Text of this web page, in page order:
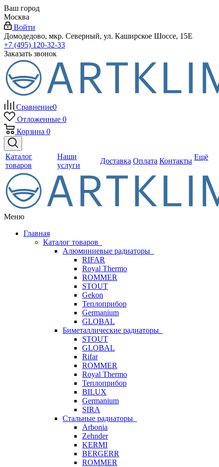
Ваш город
Москва
Войти
Домодедово, мкр. Северный, ул. Каширское Шоссе, 15Е
+7 (495) 120-32-33
Заказать звонок
Сравнение0
Отложенные 0
Корзина 0
Каталог
товаров
Наши
услуги
Доставка Оплата Контакты Ещё
Меню
Главная
Каталог товаров
Алюминиевые радиаторы
RIFAR
Royal Thermo
ROMMER
STOUT
Gekon
Теплоприбор
Germanium
GLOBAL
Биметаллические радиаторы
STOUT
GLOBAL
Rifar
ROMMER
Royal Thermo
Теплоприбор
BILUX
Germanium
SIRA
Стальные радиаторы
Arbonia
Zehnder
KERMI
BERGERR
ROMMER